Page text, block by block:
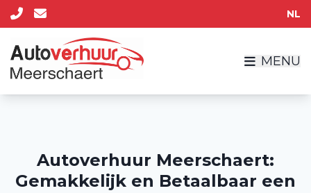
NL
MENU
Autoverhuur Meerschaert:
Gemakkelijk en Betaalbaar een